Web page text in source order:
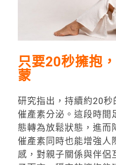
只要20秒擁抱
蒙
研究指出，持續約20
催產素分泌。這段時間
態轉為放鬆狀態，進而
催產素同時也能增強人
感，對親子關係與伴侶